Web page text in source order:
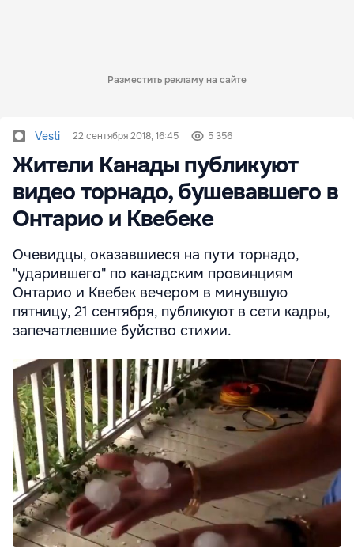
Разместить рекламу на сайте
Vesti 22 сентября 2018, 16:45 5 356
Жители Канады публикуют
видео торнадо, бушевавшего в
Онтарио и Квебеке
Очевидцы, оказавшиеся на пути торнадо,
"ударившего" по канадским провинциям
Онтарио и Квебек вечером в минувшую
пятницу, 21 сентября, публикуют в сети кадры,
запечатлевшие буйство стихии.